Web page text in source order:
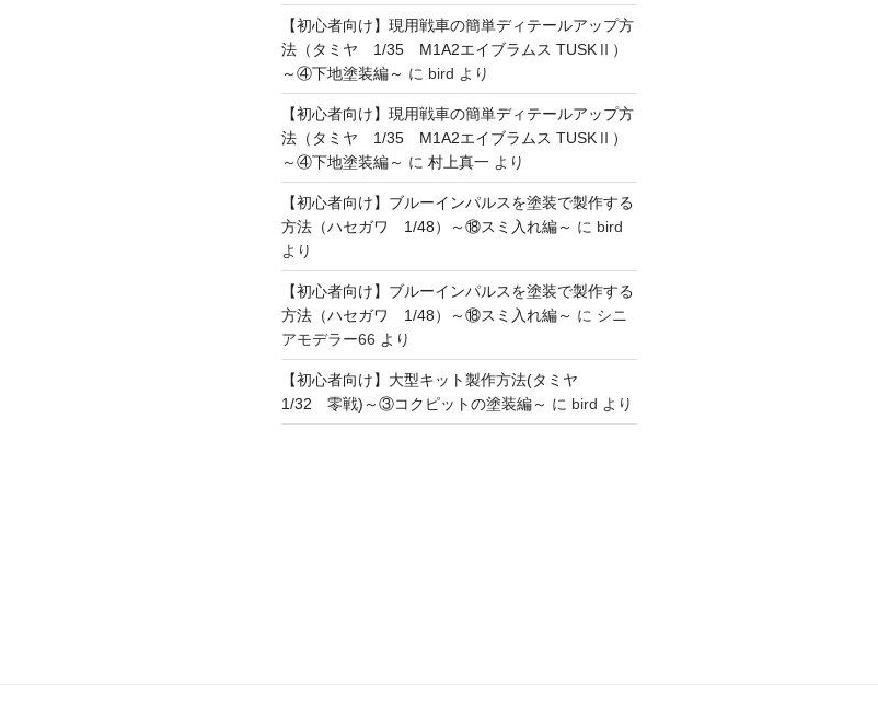
【初心者向け】現用戦車の簡単ディテールアップ方
法（タミヤ 1/35 M1A2エイブラムス TUSKⅡ）
～④下地塗装編～ に bird より
【初心者向け】現用戦車の簡単ディテールアップ方
法（タミヤ 1/35 M1A2エイブラムス TUSKⅡ）
～④下地塗装編～ に 村上真一より
【初心者向け】ブルーインパルスを塗装で製作する
方法（ハセガワ 1/48）～⑱スミ入れ編～ に bird
より
【初心者向け】ブルーインパルスを塗装で製作する
方法（ハセガワ 1/48）～⑱スミ入れ編～ に シニ
アモデラー66 より
【初心者向け】大型キット製作方法(タミヤ
1/32 零戦)～③コクピットの塗装編～ に bird より